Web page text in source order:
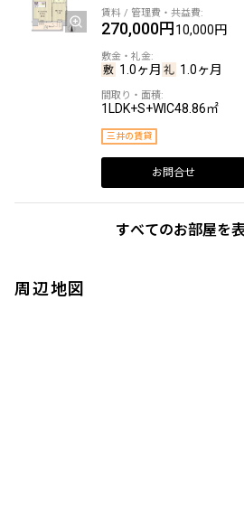
270,000円10,000円
1.0ヶ月 1.0ヶ月
1LDK+S+WIC48.86㎡
三井の賃貸
お問合せ
すべてのお部屋を
周辺地図